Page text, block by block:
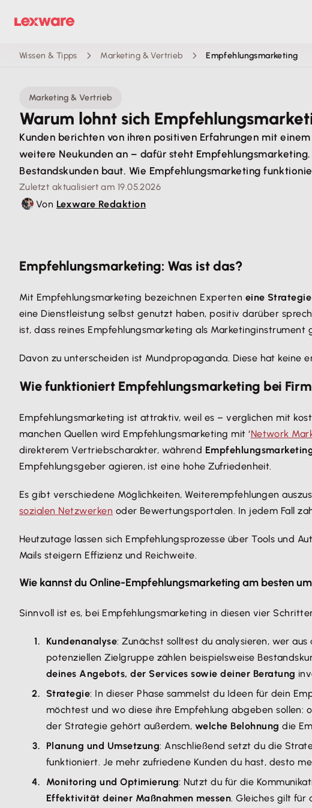
Wissen & Tipps Marketing & Vertrieb Empfehlungsmarketing
Marketing & Vertrieb
Warum lohnt sich
Kunden berichten von ihren positiven Erfahrungen mit
weitere Neukunden an – dafür steht
Bestandskunden baut. Wie Empfehlungsmarketing
Zuletzt aktualisiert am 19.05.2026
Von Lexware Redaktion
Empfehlungsmarketing: Was ist das?
Mit Empfehlungsmarketing bezeichnen Experten eine
eine Dienstleistung selbst genutzt haben, positiv darüber
ist, dass reines Empfehlungsmarketing als
Davon zu unterscheiden ist Mundpropaganda. Diese hat keine
Wie funktioniert Empfehlungsmarketing bei
Empfehlungsmarketing ist attraktiv, weil es – verglichen mit
manchen Quellen wird Empfehlungsmarketing mit ‘Network
direkterem Vertriebscharakter, während
Empfehlungsgeber agieren, ist eine hohe Zufriedenheit.
Es gibt verschiedene Möglichkeiten, Weiterempfehlungen
sozialen Netzwerken oder Bewertungsportalen. In jedem Fall
Heutzutage lassen sich Empfehlungsprozesse über Tools und
Mails steigern Effizienz und Reichweite.
Wie kannst du Online-Empfehlungsmarketing am besten
Sinnvoll ist es, bei Empfehlungsmarketing in diesen vier
Kundenanalyse: Zunächst solltest du analysieren, wer
potenziellen Zielgruppe zählen beispielsweise
deines Angebots, der Services sowie deiner Beratung
Strategie: In dieser Phase sammelst du Ideen für dein
möchtest und wo diese ihre Empfehlung abgeben sollen:
der Strategie gehört außerdem, welche Belohnung die
Planung und Umsetzung: Anschließend setzt du die
funktioniert. Je mehr zufriedene Kunden du hast, desto
Monitoring und Optimierung: Nutzt du für die
Effektivität deiner Maßnahmen messen. Gleiches gilt für